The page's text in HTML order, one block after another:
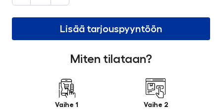
Lisää tarjouspyyntöön
Miten tilataan?
Vaihe 1 Vaihe 2